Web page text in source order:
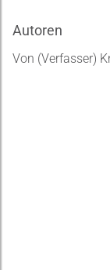
Autoren
Von (Verfasser)